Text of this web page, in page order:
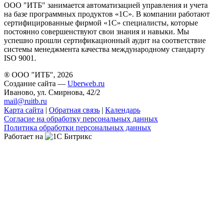
ООО "ИТБ" занимается автоматизацией управления и учета
на базе программных продуктов «1С». В компании работают
сертифицированные фирмой «1С» специалисты, которые
постоянно совершенствуют свои знания и навыки. Мы
успешно прошли сертификационный аудит на соответствие
системы менеджмента качества международному стандарту
ISO 9001.
® ООО "ИТБ", 2026
Создание сайта — Uberweb.ru
Иваново, ул. Смирнова, 42/2
mail@ruitb.ru
Карта сайта | Обратная связь | Календарь
Согласие на обработку персональных данных
Политика обработки персональных данных
Работает на